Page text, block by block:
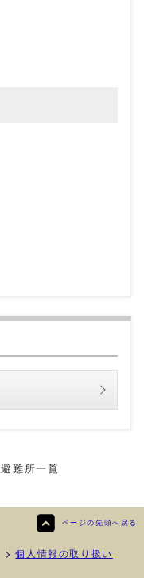
避難所一覧
ページの先頭へ戻る
個人情報の取り扱い